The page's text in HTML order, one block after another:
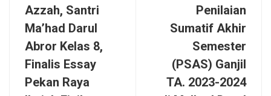
Azzah, Santri
Ma’had Darul
Abror Kelas 8,
Finalis Essay
Pekan Raya
Penilaian
Sumatif Akhir
Semester
(PSAS) Ganjil
TA. 2023-2024